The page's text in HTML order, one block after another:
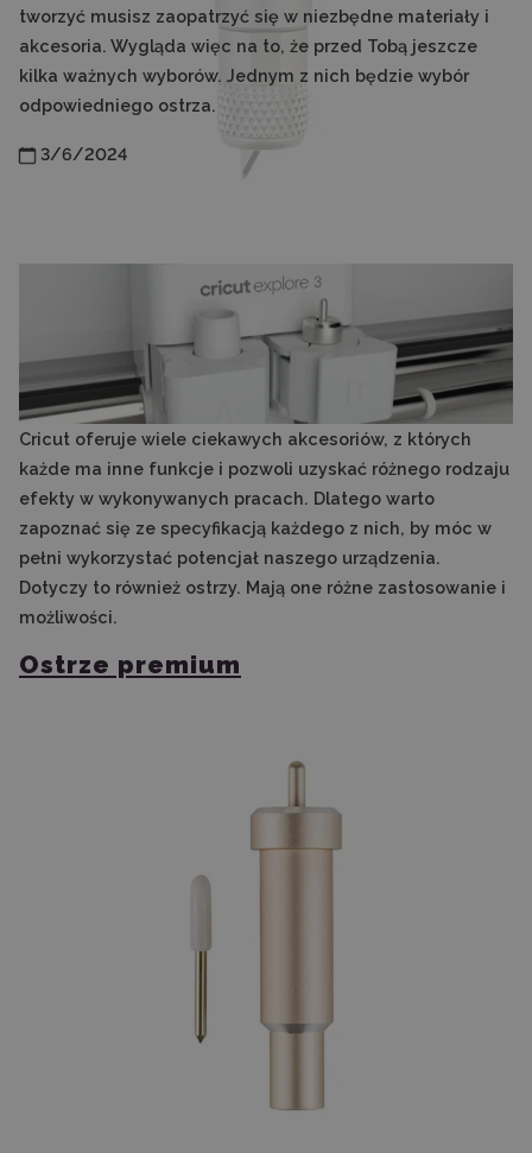
tworzyć musisz zaopatrzyć się w niezbędne materiały i
akcesoria. Wygląda więc na to, że przed Tobą jeszcze
kilka ważnych wyborów. Jednym z nich będzie wybór
odpowiedniego ostrza.
3/6/2024
Cricut oferuje wiele ciekawych akcesoriów, z których
każde ma inne funkcje i pozwoli uzyskać różnego rodzaju
efekty w wykonywanych pracach. Dlatego warto
zapoznać się ze specyfikacją każdego z nich, by móc w
pełni wykorzystać potencjał naszego urządzenia.
Dotyczy to również ostrzy. Mają one różne zastosowanie i
możliwości.
Ostrze premium